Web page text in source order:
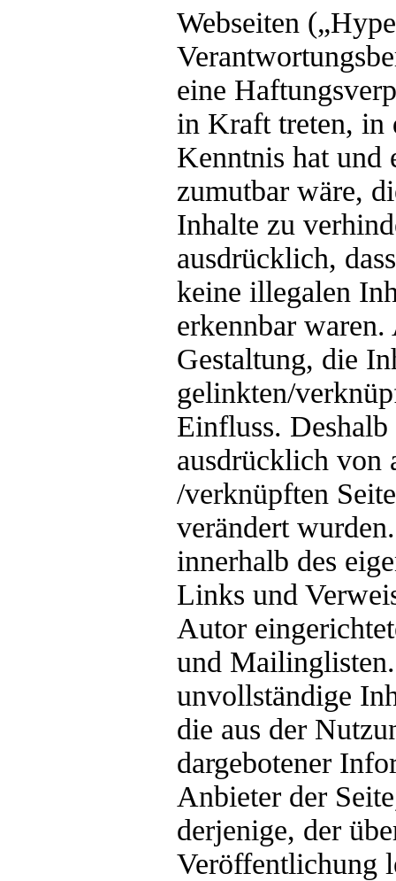
Webseiten
eine
in Kraft treten, in
Kenntnis hat und
zumutbar wäre,
Inhalte zu
ausdrücklich,
keine illegalen
erkennbar
Gestaltung, die
gelinkten/
Einfluss.
ausdrücklich von
/verknüpften
verändert
innerhalb des
Links und
Autor
und
unvollständige
die aus der
dargebotener
Anbieter der
derjenige, der
Veröffentlichung